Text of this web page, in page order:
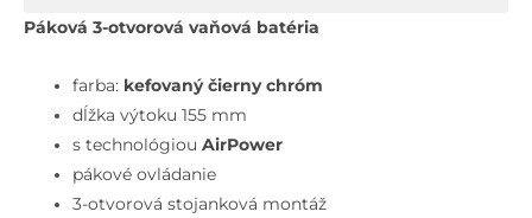
C
okraj
vane,
otvorová
Páková 3-otvorová vaňová batéria
farba: kefovaný čierny chróm
dĺžka výtoku 155 mm
s technológiouAirPower
pákové ovládanie
3-otvorová stojanková montáž